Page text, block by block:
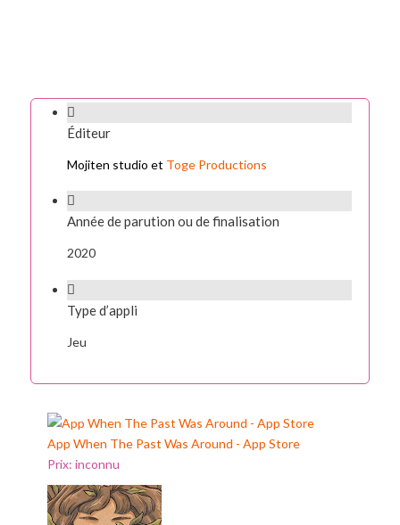
Éditeur
Mojiten studio et Toge Productions
Année de parution ou de finalisation
2020
Type d’appli
Jeu
App When The Past Was Around - App Store
Prix: inconnu